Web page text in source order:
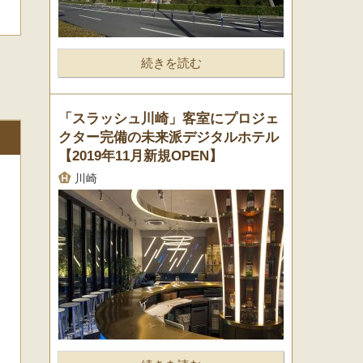
続きを読む
「スラッシュ川崎」客室にプロジェ
クター完備の未来派デジタルホテル
【2019年11月新規OPEN】
川崎